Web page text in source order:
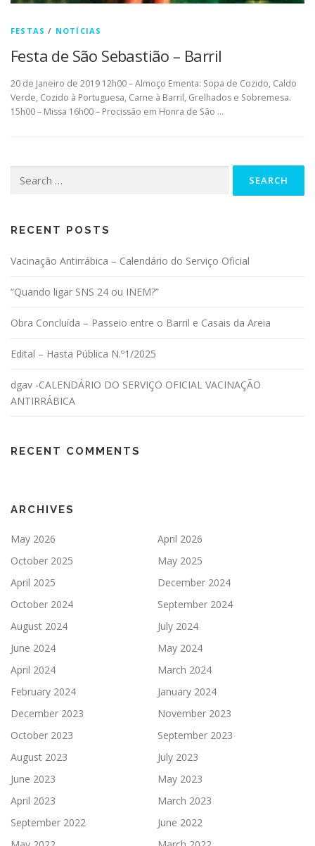
FESTAS / NOTÍCIAS
Festa de São Sebastião – Barril
20 de Janeiro de 2019 12h00 – Almoço Ementa: Sopa de Cozido, Caldo
Verde, Cozido à Portuguesa, Carne à Barril, Grelhados e Sobremesa.
15h00 – Missa 16h00 – Procissão em Honra de São …
RECENT POSTS
Vacinação Antirrábica – Calendário do Serviço Oficial
“Quando ligar SNS 24 ou INEM?”
Obra Concluída – Passeio entre o Barril e Casais da Areia
Edital – Hasta Pública N.º1/2025
dgav -CALENDÁRIO DO SERVIÇO OFICIAL VACINAÇÃO
ANTIRRÁBICA
RECENT COMMENTS
ARCHIVES
May 2026
April 2026
October 2025
May 2025
April 2025
December 2024
October 2024
September 2024
August 2024
July 2024
June 2024
May 2024
April 2024
March 2024
February 2024
January 2024
December 2023
November 2023
October 2023
September 2023
August 2023
July 2023
June 2023
May 2023
April 2023
March 2023
September 2022
June 2022